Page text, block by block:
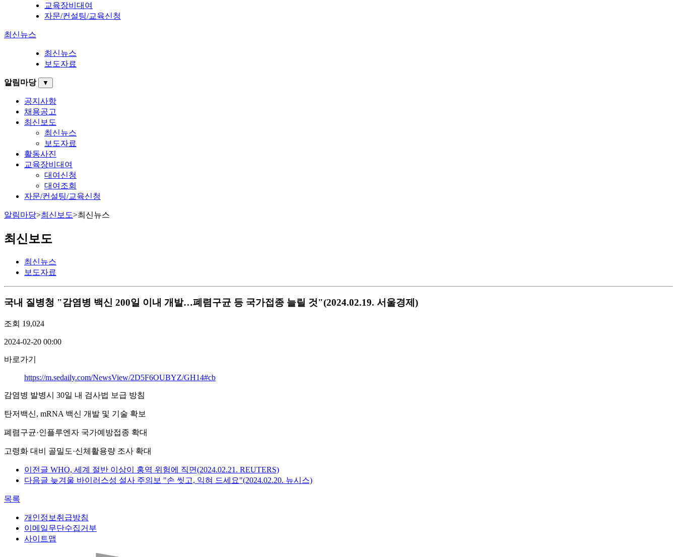
교육장비대여
자문/컨설팅/교육신청
최신뉴스
최신뉴스
보도자료
알림마당 ▼
공지사항
채용공고
최신보도
최신뉴스
보도자료
활동사진
교육장비대여
대여신청
대여조회
자문/컨설팅/교육신청
알림마당>최신보도>최신뉴스
최신보도
최신뉴스
보도자료
국내 질병청 "감염병 백신 200일 이내 개발…폐렴구균 등 국가접종 늘릴 것"(2024.02.19. 서울경제)
조회 19,024
2024-02-20 00:00
바로가기
https://m.sedaily.com/NewsView/2D5F6OUBYZ/GH14#cb
감염병 발병시 30일 내 검사법 보급 방침
탄저백신, mRNA 백신 개발 및 기술 확보
폐렴구균·인플루엔자 국가예방접종 확대
고령화 대비 골밀도·신체활용량 조사 확대
이전글 WHO, 세계 절반 이상이 홍역 위험에 직면(2024.02.21. REUTERS)
다음글 늦겨울 바이러스성 설사 주의보 "손 씻고, 익혀 드세요"(2024.02.20. 뉴시스)
목록
개인정보취급방침
이메일무단수집거부
사이트맵